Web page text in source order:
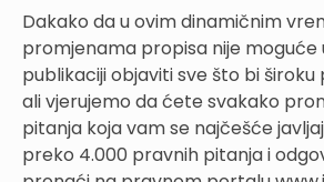
Dakako da u ovim dinamičnim
promjenama propisa nije moguće
publikaciji objaviti sve što bi široku
ali vjerujemo da ćete svakako
pitanja koja vam se najčešće
preko 4.000 pravnih pitanja i